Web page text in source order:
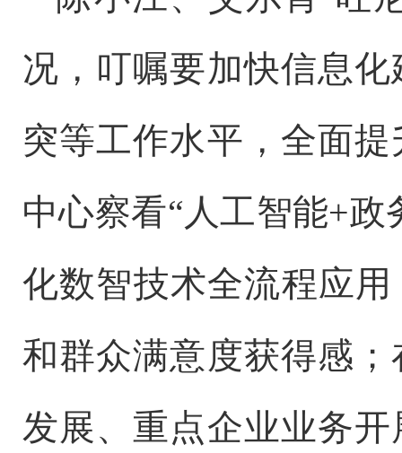
况，叮嘱要加快信息
突等工作水平，全面
中心察看“人工智能+
化数智技术全流程应
和群众满意度获得感
发展、重点企业业务